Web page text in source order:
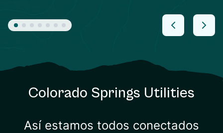
Colorado Springs Utilities
Así estamos todos conectados